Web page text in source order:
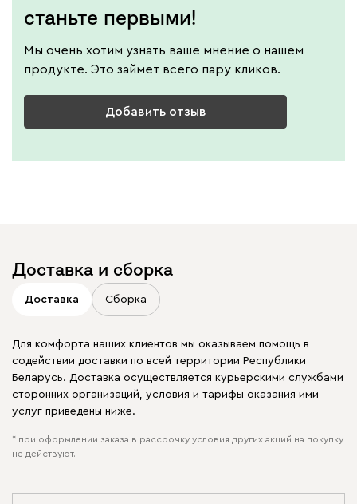
станьте первыми!
Мы очень хотим узнать ваше мнение о нашем
продукте. Это займет всего пару кликов.
Добавить отзыв
Доставка и сборка
Доставка Сборка
Для комфорта наших клиентов мы оказываем помощь в
содействии доставки по всей территории Республики
Беларусь. Доставка осуществляется курьерскими службами
сторонних организаций, условия и тарифы оказания ими
услуг приведены ниже.
* при оформлении заказа в рассрочку условия других акций на покупку
не действуют.